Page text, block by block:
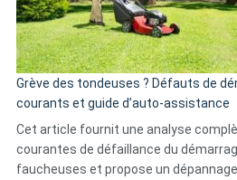
?
5
avantages
essentiels
de
la
S330
eufy
Grève des tondeuses ? Défauts de
courants et guide d’auto-assistance
Cet article fournit une analyse
courantes de défaillance du
faucheuses et propose un